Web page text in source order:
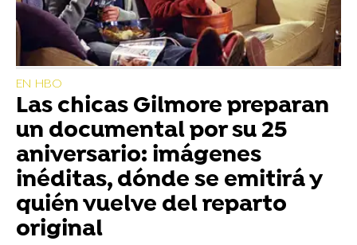
EN HBO
Las chicas Gilmore preparan
un documental por su 25
aniversario: imágenes
inéditas, dónde se emitirá y
quién vuelve del reparto
original